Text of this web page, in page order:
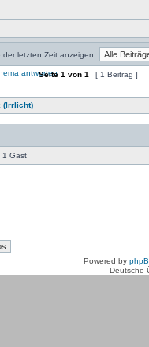
der letzten Zeit anzeigen:
Seite 1 von 1 [ 1 Beitrag ]
(Irrlicht)
1 Gast
Powered by
Deutsche